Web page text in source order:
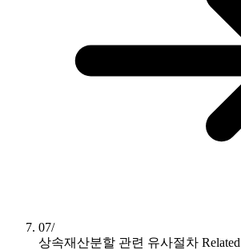
07/
상속재산분할 관련 유사절차